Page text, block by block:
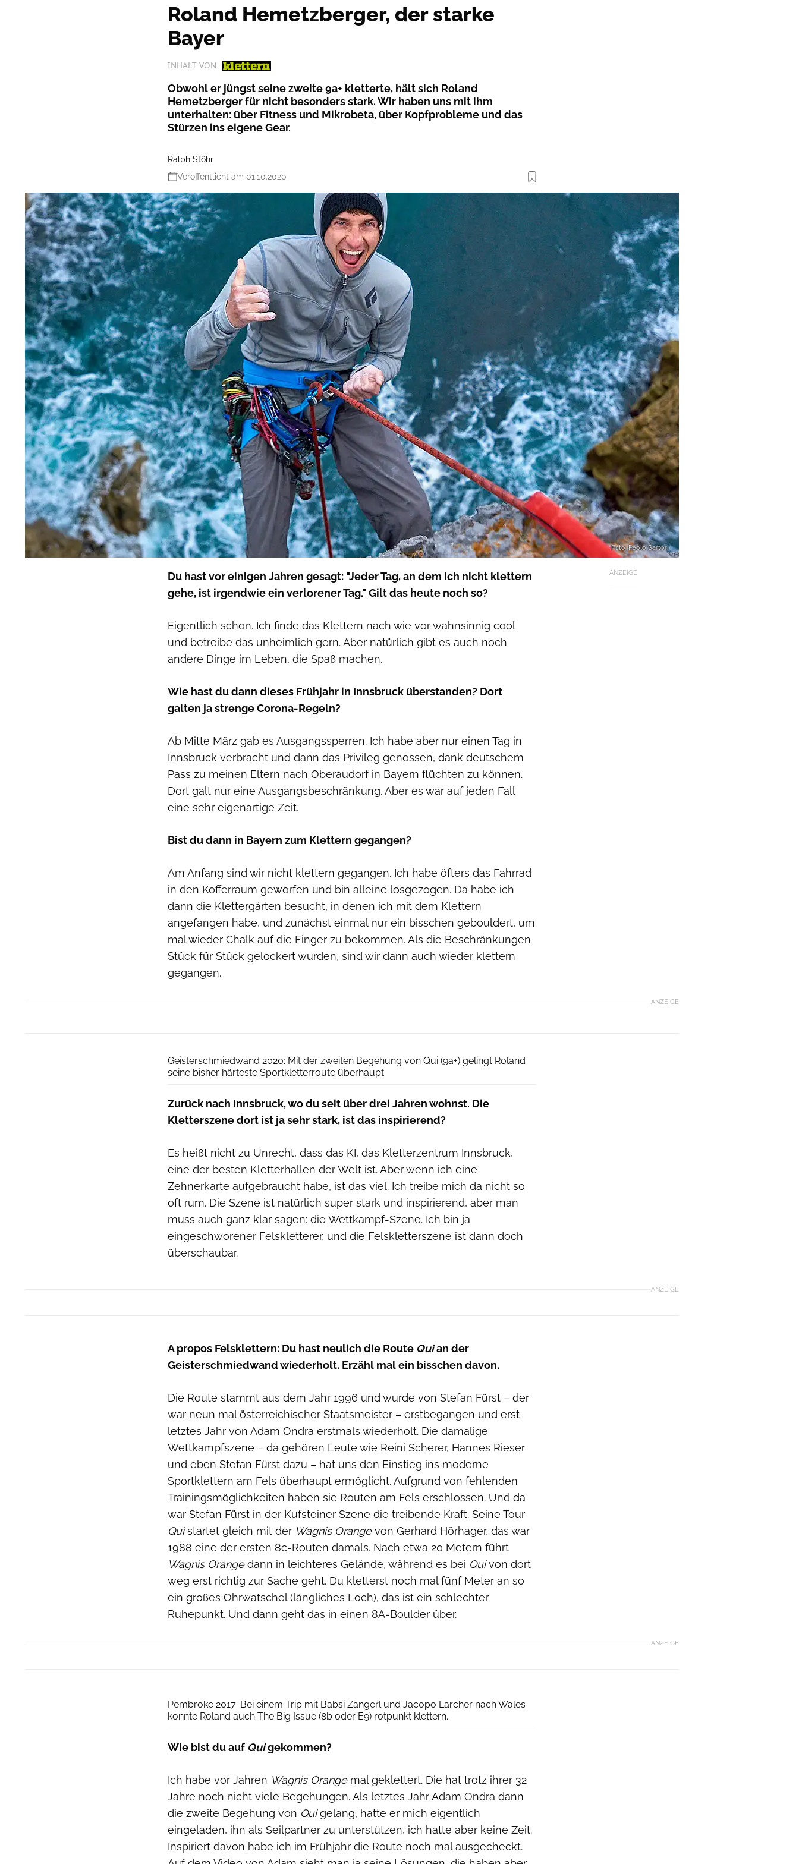
Roland Hemetzberger, der starke
Bayer
INHALT VON
Obwohl er jüngst seine zweite 9a+ kletterte, hält sich Roland
Hemetzberger für nicht besonders stark. Wir haben uns mit ihm
unterhalten: über Fitness und Mikrobeta, über Kopfprobleme und das
Stürzen ins eigene Gear.
Ralph Stöhr
Veröffentlicht am 01.10.2020
Foto: Paolo Sartori
ANZEIGE
Du hast vor einigen Jahren gesagt: "Jeder Tag, an dem ich nicht klettern
gehe, ist irgendwie ein verlorener Tag." Gilt das heute noch so?
Eigentlich schon. Ich finde das Klettern nach wie vor wahnsinnig cool
und betreibe das unheimlich gern. Aber natürlich gibt es auch noch
andere Dinge im Leben, die Spaß machen.
Wie hast du dann dieses Frühjahr in Innsbruck überstanden? Dort
galten ja strenge Corona-Regeln?
Ab Mitte März gab es Ausgangssperren. Ich habe aber nur einen Tag in
Innsbruck verbracht und dann das Privileg genossen, dank deutschem
Pass zu meinen Eltern nach Oberaudorf in Bayern flüchten zu können.
Dort galt nur eine Ausgangsbeschränkung. Aber es war auf jeden Fall
eine sehr eigenartige Zeit.
Bist du dann in Bayern zum Klettern gegangen?
Am Anfang sind wir nicht klettern gegangen. Ich habe öfters das Fahrrad
in den Kofferraum geworfen und bin alleine losgezogen. Da habe ich
dann die Klettergärten besucht, in denen ich mit dem Klettern
angefangen habe, und zunächst einmal nur ein bisschen gebouldert, um
mal wieder Chalk auf die Finger zu bekommen. Als die Beschränkungen
Stück für Stück gelockert wurden, sind wir dann auch wieder klettern
gegangen.
ANZEIGE
Geisterschmiedwand 2020: Mit der zweiten Begehung von Qui (9a+) gelingt Roland
seine bisher härteste Sportkletterroute überhaupt.
Zurück nach Innsbruck, wo du seit über drei Jahren wohnst. Die
Kletterszene dort ist ja sehr stark, ist das inspirierend?
Es heißt nicht zu Unrecht, dass das KI, das Kletterzentrum Innsbruck,
eine der besten Kletterhallen der Welt ist. Aber wenn ich eine
Zehnerkarte aufgebraucht habe, ist das viel. Ich treibe mich da nicht so
oft rum. Die Szene ist natürlich super stark und inspirierend, aber man
muss auch ganz klar sagen: die Wettkampf-Szene. Ich bin ja
eingeschworener Felskletterer, und die Felskletterszene ist dann doch
überschaubar.
ANZEIGE
A propos Felsklettern: Du hast neulich die Route Quian der
Geisterschmiedwand wiederholt. Erzähl mal ein bisschen davon.
Die Route stammt aus dem Jahr 1996 und wurde von Stefan Fürst – der
war neun mal österreichischer Staatsmeister – erstbegangen und erst
letztes Jahr von Adam Ondra erstmals wiederholt. Die damalige
Wettkampfszene – da gehören Leute wie Reini Scherer, Hannes Rieser
und eben Stefan Fürst dazu – hat uns den Einstieg ins moderne
Sportklettern am Fels überhaupt ermöglicht. Aufgrund von fehlenden
Trainingsmöglichkeiten haben sie Routen am Fels erschlossen. Und da
war Stefan Fürst in der Kufsteiner Szene die treibende Kraft. Seine Tour
Quistartet gleich mit der Wagnis Orangevon Gerhard Hörhager, das war
1988 eine der ersten 8c-Routen damals. Nach etwa 20 Metern führt
Wagnis Orangedann in leichteres Gelände, während es bei Quivon dort
weg erst richtig zur Sache geht. Du kletterst noch mal fünf Meter an so
ein großes Ohrwatschel (längliches Loch), das ist ein schlechter
Ruhepunkt. Und dann geht das in einen 8A-Boulder über.
ANZEIGE
Pembroke 2017: Bei einem Trip mit Babsi Zangerl und Jacopo Larcher nach Wales
konnte Roland auch The Big Issue (8b oder E9) rotpunkt klettern.
Wie bist du auf Quigekommen?
Ich habe vor Jahren Wagnis Orangemal geklettert. Die hat trotz ihrer 32
Jahre noch nicht viele Begehungen. Als letztes Jahr Adam Ondra dann
die zweite Begehung von Quigelang, hatte er mich eigentlich
eingeladen, ihn als Seilpartner zu unterstützen, ich hatte aber keine Zeit.
Inspiriert davon habe ich im Frühjahr die Route noch mal ausgecheckt.